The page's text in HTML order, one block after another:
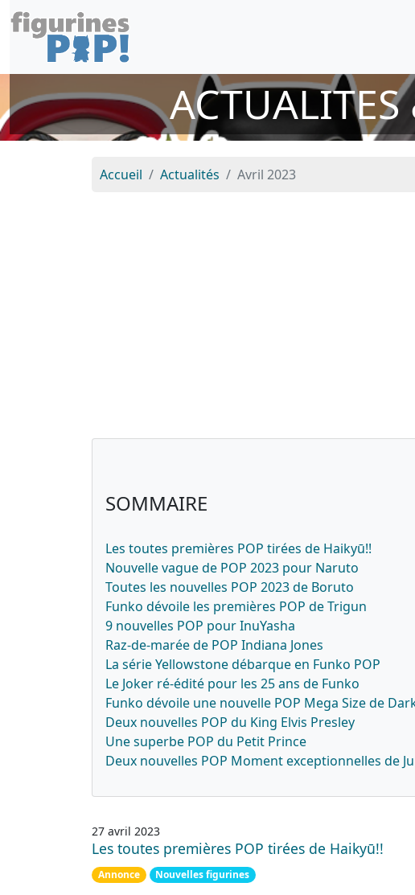
Accueil Actualités Avril 2023
SOMMAIRE
Les toutes premières POP tirées de Haikyū!!
Nouvelle vague de POP 2023 pour Naruto
Toutes les nouvelles POP 2023 de Boruto
Funko dévoile les premières POP de Trigun
9 nouvelles POP pour InuYasha
Raz-de-marée de POP Indiana Jones
La série Yellowstone débarque en Funko POP
Le Joker ré-édité pour les 25 ans de Funko
Funko dévoile une nouvelle POP Mega Size de
Deux nouvelles POP du King Elvis Presley
Une superbe POP du Petit Prince
Deux nouvelles POP Moment exceptionnelles de
27 avril 2023
Les toutes premières POP tirées de Haikyū!!
Annonce Nouvelles figurines